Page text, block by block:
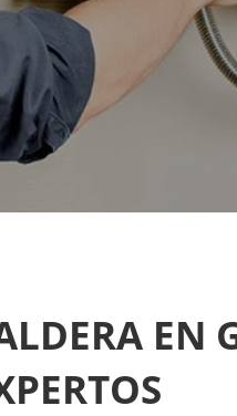
EN